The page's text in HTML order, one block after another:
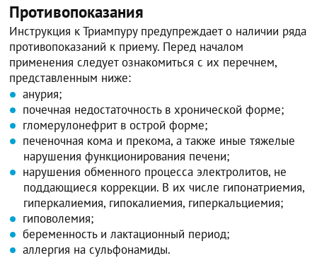
Противопоказания
Инструкция к Триампуру предупреждает о наличии ряда
противопоказаний к приему. Перед началом
применения следует ознакомиться с их перечнем,
представленным ниже:
анурия;
почечная недостаточность в хронической форме;
гломерулонефрит в острой форме;
печеночная кома и прекома, а также иные тяжелые
нарушения функционирования печени;
нарушения обменного процесса электролитов, не
поддающиеся коррекции. В их числе гипонатриемия,
гиперкалиемия, гипокалиемия, гиперкальциемия;
гиповолемия;
беременность и лактационный период;
аллергия на сульфонамиды.